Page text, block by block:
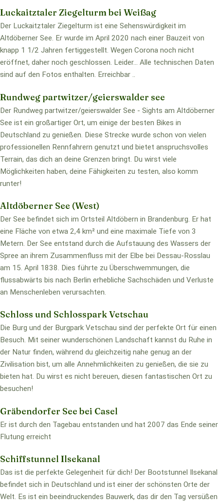
Luckaitztaler Ziegelturm bei Weißag
Der Luckaitztaler Ziegelturm ist eine Sehenswürdigkeit im
Altdöberner See. Er wurde im April 2020 nach einer Bauzeit von
knapp 1 1/2 Jahren fertiggestellt. Wegen Corona noch nicht
eröffnet, daher noch geschlossen. Leider... Alle technischen Daten
sind auf den Fotos enthalten. Erreichbar ..
Rundweg partwitzer/geierswalder see
Der Rundweg partwitzer/geierswalder See - Sights am Altdöberner
See ist ein großartiger Ort, um einige der besten Bikes in
Deutschland zu genießen. Diese Strecke wurde schon von vielen
professionellen Rennfahrern genutzt und bietet anspruchsvolles
Terrain, das dich an deine Grenzen bringt. Du wirst viele
Möglichkeiten haben, deine Fähigkeiten zu testen, also komm
runter!
Altdöberner See (West)
Der See befindet sich im Ortsteil Altdöbern in Brandenburg. Er hat
eine Fläche von etwa 2,4 km² und eine maximale Tiefe von 3
Metern. Der See entstand durch die Aufstauung des Wassers der
Spree an ihrem Zusammenfluss mit der Elbe bei Dessau-Rosslau
am 15. April 1838. Dies führte zu Überschwemmungen, die
flussabwärts bis nach Berlin erhebliche Sachschäden und Verluste
an Menschenleben verursachten.
Schloss und Schlosspark Vetschau
Die Burg und der Burgpark Vetschau sind der perfekte Ort für einen
Besuch. Mit seiner wunderschönen Landschaft kannst du Ruhe in
der Natur finden, während du gleichzeitig nahe genug an der
Zivilisation bist, um alle Annehmlichkeiten zu genießen, die sie zu
bieten hat. Du wirst es nicht bereuen, diesen fantastischen Ort zu
besuchen!
Gräbendorfer See bei Casel
Er ist durch den Tagebau entstanden und hat 2007 das Ende seiner
Flutung erreicht
Schiffstunnel Ilsekanal
Das ist die perfekte Gelegenheit für dich! Der Bootstunnel Ilsekanal
befindet sich in Deutschland und ist einer der schönsten Orte der
Welt. Es ist ein beeindruckendes Bauwerk, das dir den Tag versüßen